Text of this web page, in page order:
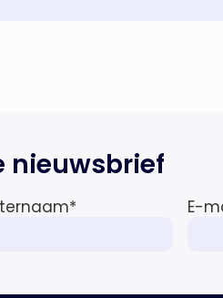
nieuwsbrief
* E-